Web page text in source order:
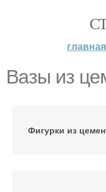
главная
Вазы из
Фигурки из